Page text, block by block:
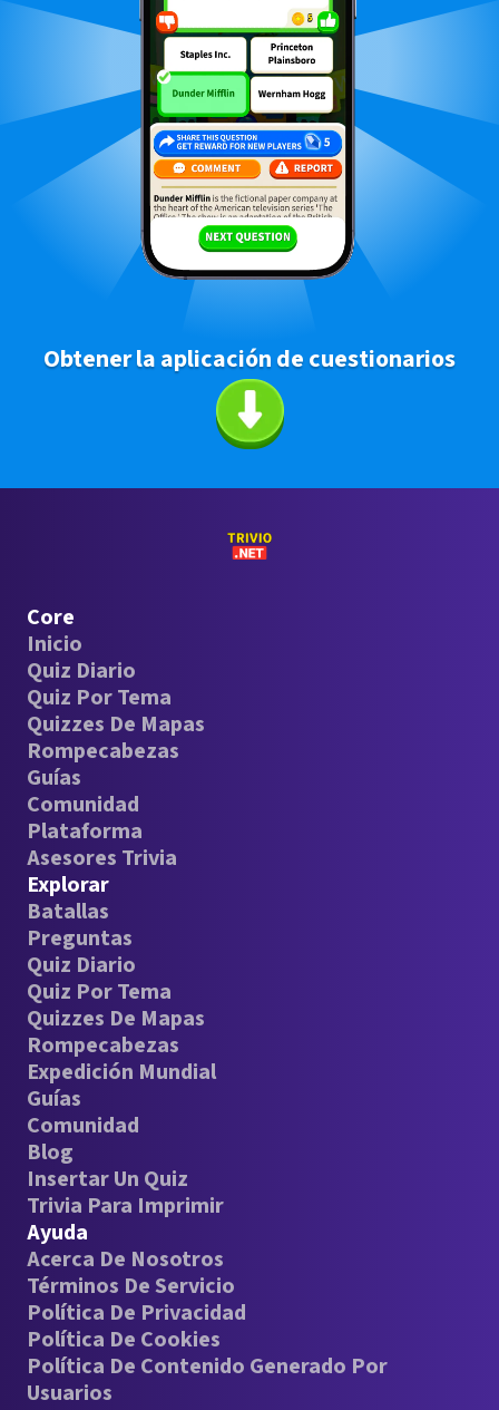
Obtener la aplicación de cuestionarios
Core
Inicio
Quiz Diario
Quiz Por Tema
Quizzes De Mapas
Rompecabezas
Guías
Comunidad
Plataforma
Asesores Trivia
Explorar
Batallas
Preguntas
Quiz Diario
Quiz Por Tema
Quizzes De Mapas
Rompecabezas
Expedición Mundial
Guías
Comunidad
Blog
Insertar Un Quiz
Trivia Para Imprimir
Ayuda
Acerca De Nosotros
Términos De Servicio
Política De Privacidad
Política De Cookies
Política De Contenido Generado Por
Usuarios